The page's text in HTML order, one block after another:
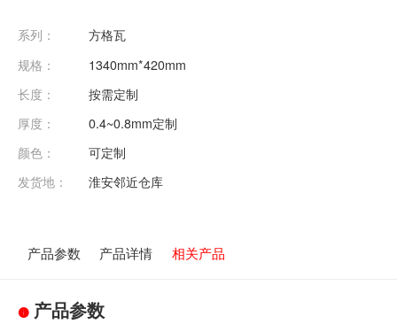
系列：
方格瓦
规格：
1340mm*420mm
长度：
按需定制
厚度：
0.4~0.8mm定制
颜色：
可定制
发货地：
淮安邻近仓库
产品参数 产品详情 相关产品
产品参数